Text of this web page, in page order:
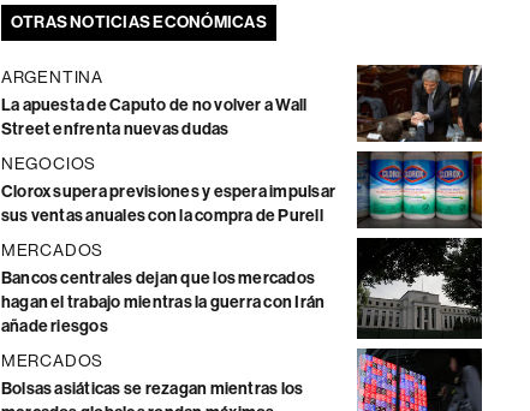
OTRAS NOTICIAS ECONÓMICAS
ARGENTINA
La apuesta de Caputo de no volver a Wall
Street enfrenta nuevas dudas
NEGOCIOS
Clorox supera previsiones y espera impulsar
sus ventas anuales con la compra de Purell
MERCADOS
Bancos centrales dejan que los mercados
hagan el trabajo mientras la guerra con Irán
añade riesgos
MERCADOS
Bolsas asiáticas se rezagan mientras los